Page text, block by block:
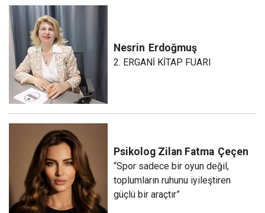
Nesrin Erdoğmuş
2. ERGANİ KİTAP FUARI
Psikolog Zilan Fatma Çeçen
“Spor sadece bir oyun değil,
toplumların ruhunu iyileştiren
güçlü bir araçtır”